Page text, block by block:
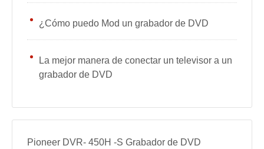
¿Cómo puedo Mod un grabador de DVD
La mejor manera de conectar un televisor a un
grabador de DVD
Pioneer DVR- 450H -S Grabador de DVD